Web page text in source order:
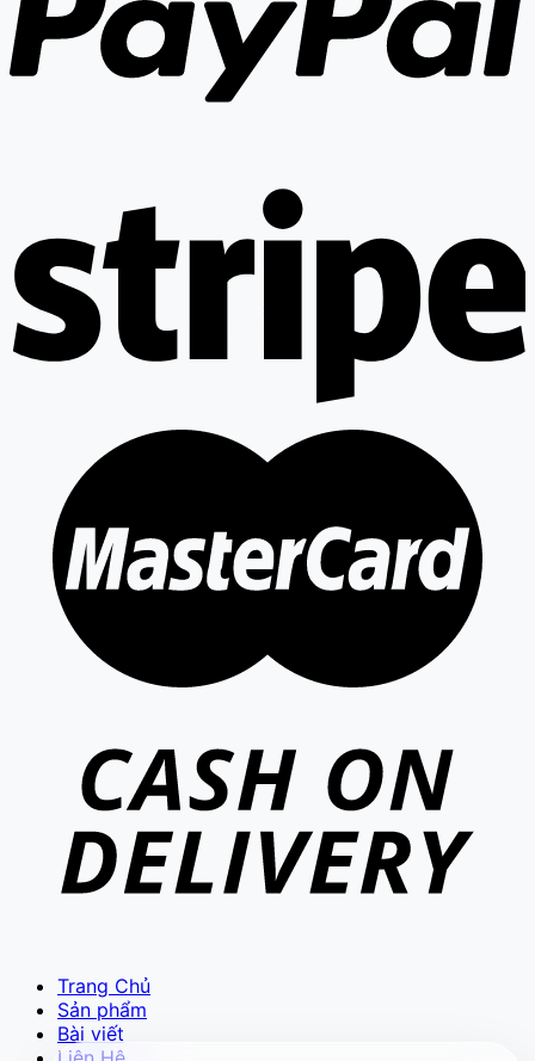
Trang Chủ
Sản phẩm
Bài viết